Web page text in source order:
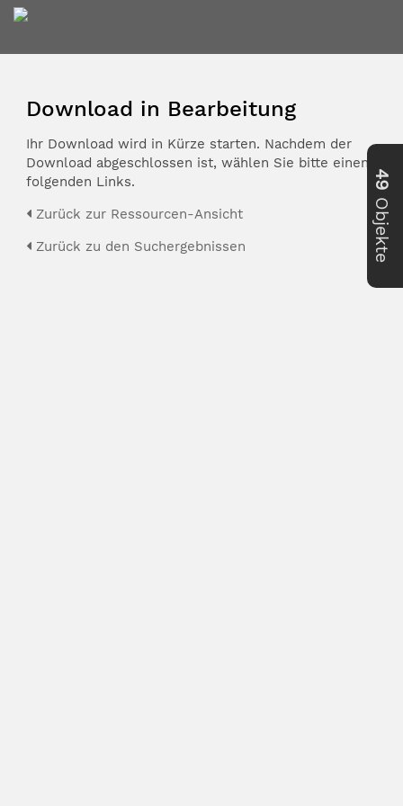
Download in Bearbeitung
Ihr Download wird in Kürze starten. Nachdem der
Download abgeschlossen ist, wählen Sie bitte einen der
folgenden Links.
Zurück zur Ressourcen-Ansicht
Zurück zu den Suchergebnissen
49
Objekte